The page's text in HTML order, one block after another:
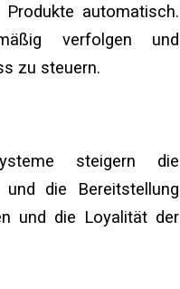
automatisch.
verfolgen und
zu steuern.
steigern die
und die Bereitstellung
und die Loyalität der